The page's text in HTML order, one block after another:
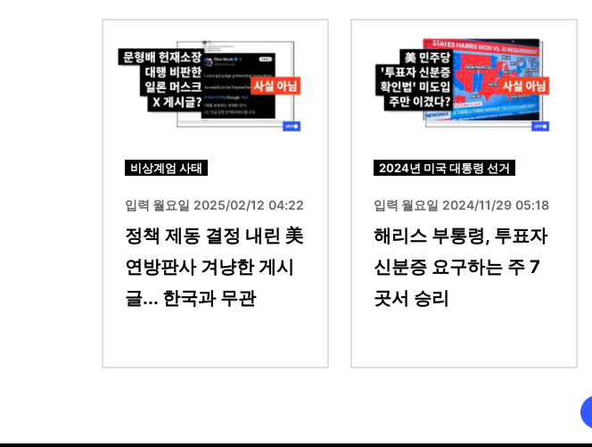
비상계엄 사태
입력 월요일 2025/02/12 04:22
정책 제동 결정 내린 美
연방판사 겨냥한 게시
글... 한국과 무관
2024년 미국 대통령 선거
입력 월요일 2024/11/29 05:18
해리스 부통령, 투표자
신분증 요구하는 주 7
곳서 승리